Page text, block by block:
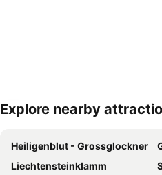
Nagy méretű térkép
Explore nearby
Heiligenblut - Grossglockner
Liechtensteinklamm